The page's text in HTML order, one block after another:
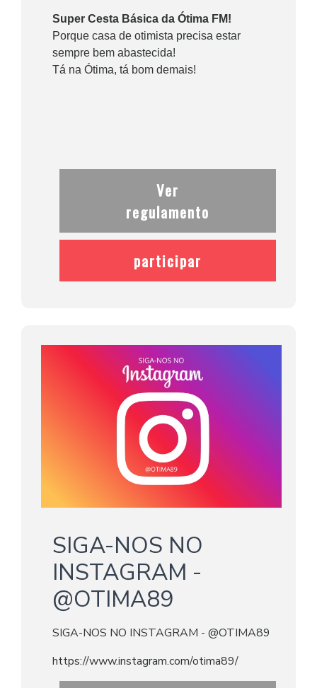
Super Cesta Básica da Ótima FM!
Porque casa de otimista precisa estar
sempre bem abastecida!
Tá na Ótima, tá bom demais!
Ver
regulamento
participar
SIGA-NOS NO
INSTAGRAM -
@OTIMA89
SIGA-NOS NO INSTAGRAM - @OTIMA89
https://www.instagram.com/otima89/